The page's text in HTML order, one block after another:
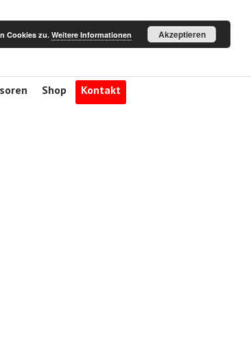
Shop Kontakt
Cookies zu.Weitere Informationen Akzeptieren